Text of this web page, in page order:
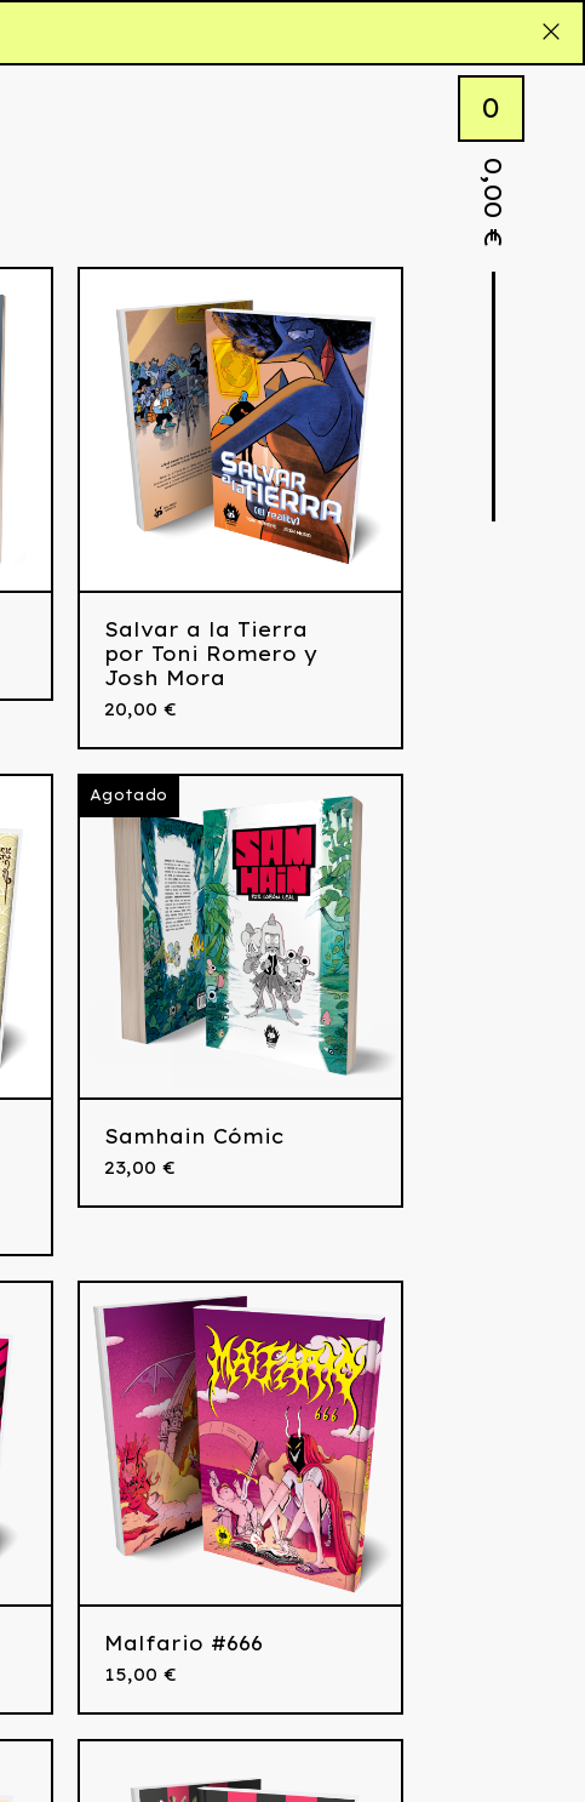
0
0,00
€
Salvar a la Tierra
por Toni Romero y
Josh Mora
20,00 €
Agotado
Samhain Cómic
23,00 €
Malfario #666
15,00 €